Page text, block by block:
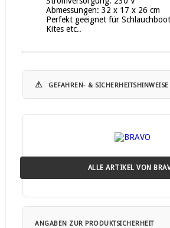
Abmessungen: 32 x 17 x 26 cm
Perfekt geeignet für
Kites etc..
⚠ GEFAHREN- & SICHERHEITSHINWEISE
Hinweise zur Nutzung:
geeigneter Luftboote, SUP-Boards und
• Das Gerät darf nur mit der
vollständig zu lesen und zu beachten.
• Das Gerät darf nicht von Kindern oder
ALLE ARTIKEL VON
ANGABEN ZUR PRODUKTSICHERHEIT